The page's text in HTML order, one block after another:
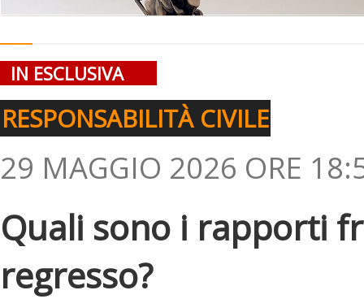
IN ESCLUSIVA
RESPONSABILITÀ CIVILE
29 MAGGIO 2026 ORE
Quali sono i rapporti
regresso?